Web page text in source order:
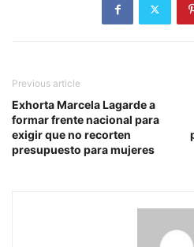
Previous article
Exhorta Marcela Lagarde a
formar frente nacional para
exigir que no recorten
presupuesto para mujeres